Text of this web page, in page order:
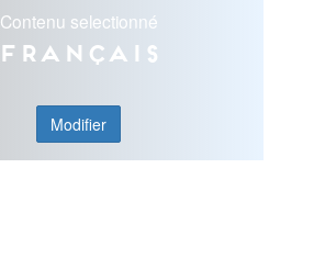
Contenu selectionné
Français
Modifier